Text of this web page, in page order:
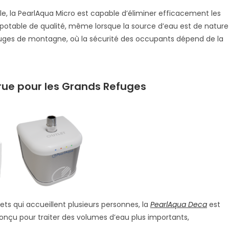
la PearlAqua Micro est capable d’éliminer efficacement les
de qualité, même lorsque la source d’eau est de nature
de montagne, où la sécurité des occupants dépend de la
pour les Grands Refuges
qui accueillent plusieurs personnes, la PearlAqua Deca est
pour traiter des volumes d’eau plus importants,